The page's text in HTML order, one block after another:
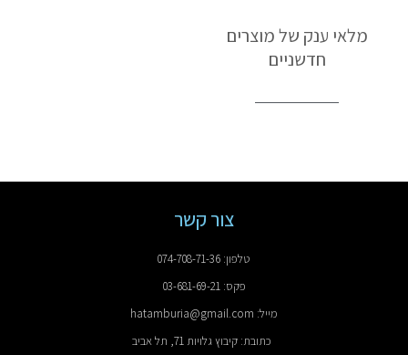
מלאי ענק של מוצרים
חדשניים
צור קשר
טלפון: 074-708-71-36
פקס: 03-681-69-21
מייל: hatamburia@gmail.com
כתובת: קיבוץ גלויות 71, תל אביב